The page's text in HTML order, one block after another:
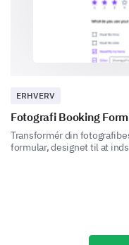
recent
Final Feedback
Share your overall
suggestions you
ERHVERV
Fotografi Booking
Transformér din
formular, designet til at